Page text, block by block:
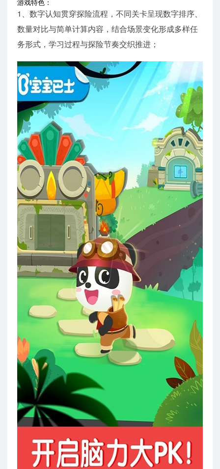
1、数字认知贯穿探险流程，不同关卡呈现数字排序、
数量对比与简单计算内容，结合场景变化形成多样任
务形式，学习过程与探险节奏交织推进；